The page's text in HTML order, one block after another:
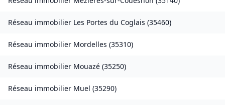
Réseau immobilier Les Portes du Coglais (35460)
Réseau immobilier Mordelles (35310)
Réseau immobilier Mouazé (35250)
Réseau immobilier Muel (35290)